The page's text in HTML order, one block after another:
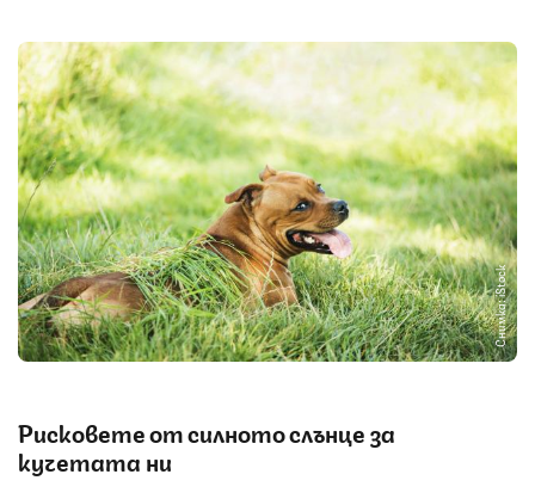
Снимка: iStock
Рисковете от силното слънце за
кучетата ни